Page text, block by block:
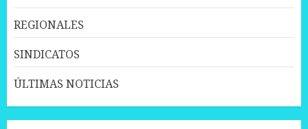
REGIONALES
SINDICATOS
ÚLTIMAS NOTICIAS